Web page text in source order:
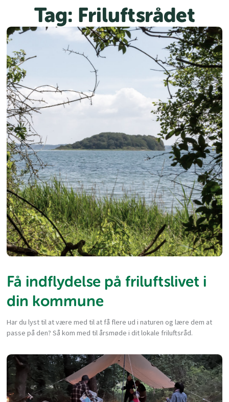
indhold
Tag: Friluftsrådet
Få indflydelse på friluftslivet i
din kommune
Har du lyst til at være med til at få flere ud i naturen og lære dem at
passe på den? Så kom med til årsmøde i dit lokale friluftsråd.